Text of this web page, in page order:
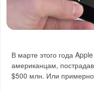
В марте этого года
американцам,
$500 млн. Или примерно